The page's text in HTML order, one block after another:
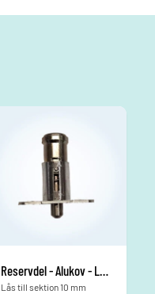
Reservdel - Alukov - Lås 10mm
Lås till sektion 10 mm